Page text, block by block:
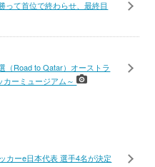
って首位で終わらせ、最終目
（Road to Qatar）オーストラ
カーミュージアム～
カーe日本代表 選手4名が決定